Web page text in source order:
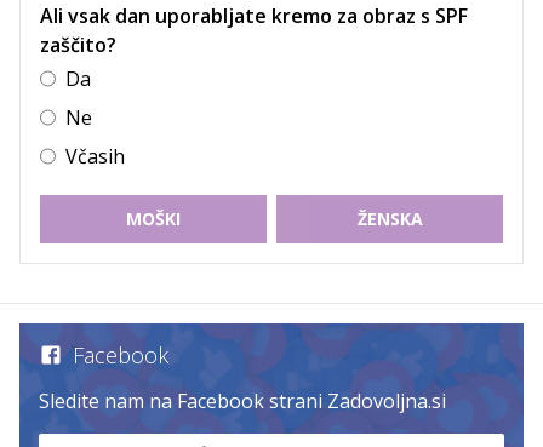
Ali vsak dan uporabljate kremo za obraz s SPF
zaščito?
Da
Ne
Včasih
MOŠKI ŽENSKA
Facebook
Sledite nam na Facebook strani Zadovoljna.si